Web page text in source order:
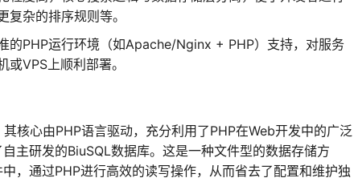
杂的排序规则等。
的PHP运行环境（如Apache/Nginx + PHP）支持，对服务
VPS上顺利部署。
核心由PHP语言驱动，充分利用了PHP在Web开发中的广泛
主研发的BiuSQL数据库。这是一种文件型的数据存储方
，通过PHP进行高效的读写操作，从而省去了配置和维护独